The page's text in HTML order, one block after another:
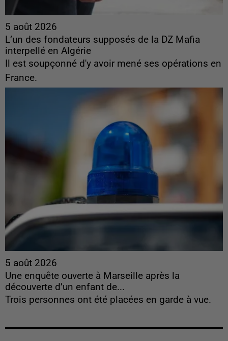
5 août 2026
L’un des fondateurs supposés de la DZ Mafia
interpellé en Algérie
Il est soupçonné d'y avoir mené ses opérations en
France.
5 août 2026
Une enquête ouverte à Marseille après la
découverte d’un enfant de...
Trois personnes ont été placées en garde à vue.